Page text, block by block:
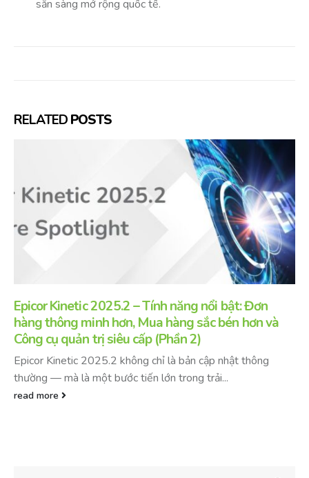
sẵn sàng mở rộng quốc tế.
RELATEDPOSTS
Epicor Kinetic 2025.2 – Tính năng nổi bật: Đơn
hàng thông minh hơn, Mua hàng sắc bén hơn và
Công cụ quản trị siêu cấp (Phần 2)
Epicor Kinetic 2025.2 không chỉ là bản cập nhật thông
thường — mà là một bước tiến lớn trong trải...
read more